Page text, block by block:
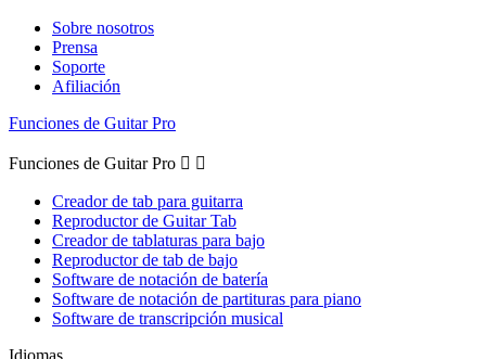
Sobre nosotros
Prensa
Soporte
Afiliación
Funciones de Guitar Pro
Funciones de Guitar Pro  
Creador de tab para guitarra
Reproductor de Guitar Tab
Creador de tablaturas para bajo
Reproductor de tab de bajo
Software de notación de batería
Software de notación de partituras para piano
Software de transcripción musical
Idiomas